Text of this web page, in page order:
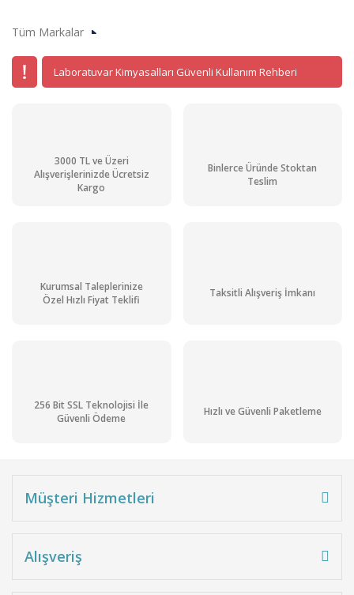
Tüm Markalar
Laboratuvar Kimyasalları Güvenli Kullanım Rehberi
3000 TL ve Üzeri
Alışverişlerinizde Ücretsiz
Kargo
Binlerce Üründe Stoktan
Teslim
Kurumsal Taleplerinize
Özel Hızlı Fiyat Teklifi
Taksitli Alışveriş İmkanı
256 Bit SSL Teknolojisi İle
Güvenli Ödeme
Hızlı ve Güvenli Paketleme
Müşteri Hizmetleri
Alışveriş